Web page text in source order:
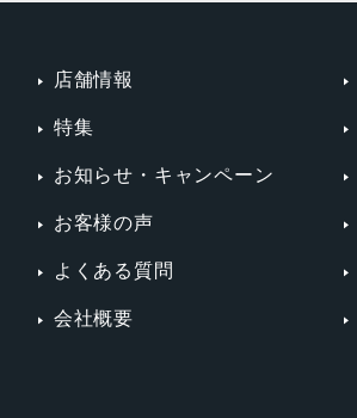
店舗情報
特集
お知らせ・キャンペーン
お客様の声
よくある質問
会社概要